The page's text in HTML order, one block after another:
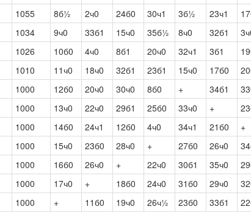
1055 8б½ 2ч0 24б0 30ч1 3б½ 23ч1
1034 9ч0 33б1 15ч0 35б½ 8ч0 32б1
1026 10б0 4ч0 8б1 20ч0 32ч1 3б1
1010 11ч0 18ч0 32б1 23б1 15ч0 17б0
1000 12б0 20ч0 30ч0 8б0 + 34б1
1000 13ч0 22ч0 29б1 25б0 33ч0 +
1000 14б0 24ч1 12б0 4ч0 34ч1 21б0 +
1000 15ч0 23б0 28ч0 + 27б0 26ч0
1000 16б0 26ч0 + 22ч0 30б1 35ч0
1000 17ч0 + 18б0 24ч0 31б0 29ч0
1000 + 11б0 19ч0 26ч½ 23б0 33б1